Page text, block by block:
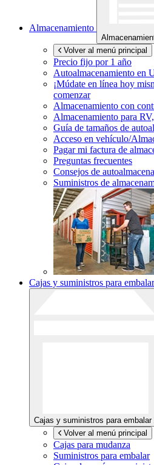
Almacenamiento
Volver al menú principal
Precio fijo por 1 año
Autoalmacenamiento en
¡Múdate en línea hoy
comenzar
Almacenamiento con
Almacenamiento para
Guía de tamaños de
Acceso en vehículo/
Pagar mi factura de
Preguntas frecuentes
Consejos de
Suministros de
Cajas y suministros para embalar
Cajas y suministros para embalar
Volver al menú principal
Cajas para mudanza
Suministros para embalar